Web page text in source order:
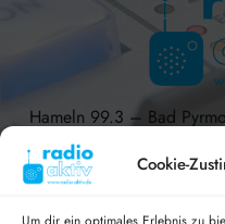
Cookie-
Hameln 99.3 – Bad